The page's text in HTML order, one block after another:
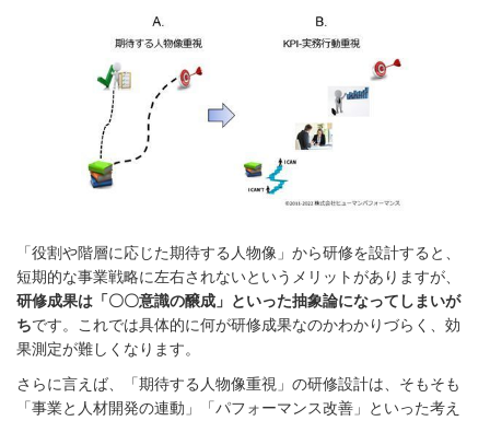
「役割や階層に応じた期待する人物像」から研修を設計すると、
短期的な事業戦略に左右されないというメリットがありますが、
研修成果は「〇〇意識の醸成」といった抽象論になってしまいが
ちです。これでは具体的に何が研修成果なのかわかりづらく、効
果測定が難しくなります。
さらに言えば、「期待する人物像重視」の研修設計は、そもそも
「事業と人材開発の連動」「パフォーマンス改善」といった考え